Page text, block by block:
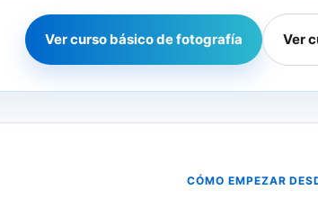
Ver curso básico de fotografía Ver
CÓMO EMPEZAR